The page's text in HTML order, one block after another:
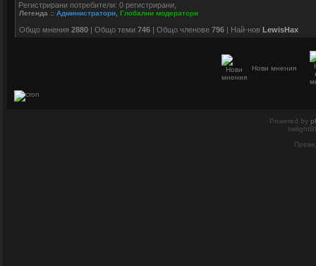
Регистрирани потребители: 0 регистрирани,
Легенда :: Администратори Глобални модератори
Общо мнения 2880 | Общо теми 746 | Общо членове 796 | Най-нов LewisHax
Нови мнения
Powered by